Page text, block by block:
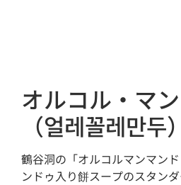
オルコル・マ
（얼레꼴레만두）
鶴谷洞の「オルコルマンマン
ンドゥ入り餅スープのスタン